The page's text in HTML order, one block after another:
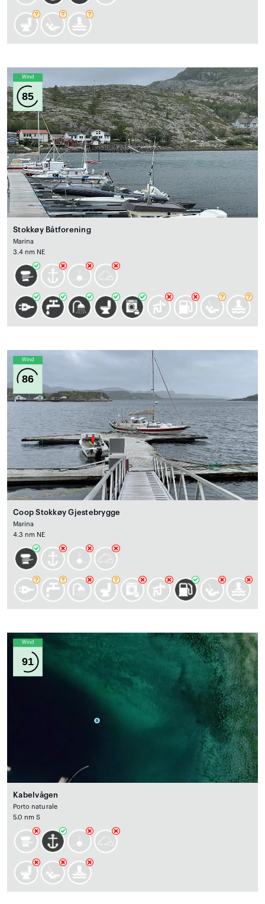
Wind
85
Stokkøy Båtforening
Marina
3.4 nm NE
Wind
86
Coop Stokkøy Gjestebrygge
Marina
4.3 nm NE
Wind
91
Kabelvågen
Porto naturale
5.0 nm S